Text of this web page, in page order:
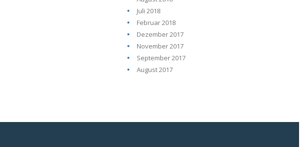
Juli 2018
Februar 2018
Dezember 2017
November 2017
September 2017
August 2017